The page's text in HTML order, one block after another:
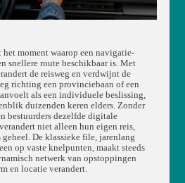
moment waarop een navigatie-
snellere route beschikbaar is. Met
de reisweg en verdwijnt de
richting een provinciebaan of een
als een individuele beslissing,
duizenden keren elders. Zonder
bestuurders dezelfde digitale
niet alleen hun eigen reis,
geheel. De klassieke file, jarenlang
op vaste knelpunten, maakt steeds
netwerk van opstoppingen
en locatie verandert.